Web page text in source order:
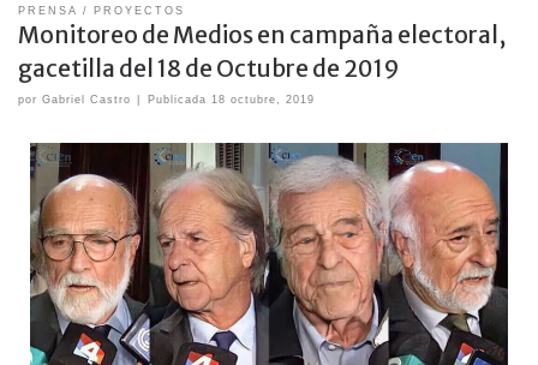
PRENSA PROYECTOS
Monitoreo de Medios en campaña electoral,
gacetilla del 18 de Octubre de 2019
por Gabriel Castro Publicada 18 octubre, 2019